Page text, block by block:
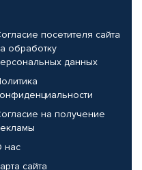
посетителя сайта
обработку
данных
на получение
нас
сайта